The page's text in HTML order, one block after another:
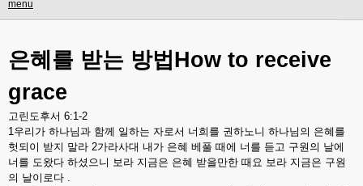
menu
은혜를 받는 방법How to receive
grace
고린도후서 6:1-2
1우리가 하나님과 함께 일하는 자로서 너희를 권하노니 하나님의 은혜를
헛되이 받지 말라 2가라사대 내가 은혜 베풀 때에 너를 듣고 구원의 날에
너를 도왔다 하셨으니 보라 지금은 은혜 받을만한 때요 보라 지금은 구원
의 날이로다 .